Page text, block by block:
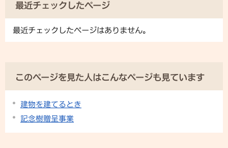
最近チェックしたページ
最近チェックしたページはありません。
このページを見た人はこんなページも見ています
建物を建てるとき
記念樹贈呈事業